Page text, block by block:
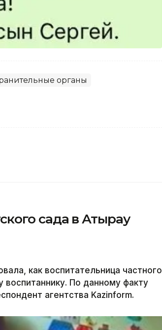
органы
сада в Атырау
как воспитательница частного
По данному факту
агентства Kazinform.